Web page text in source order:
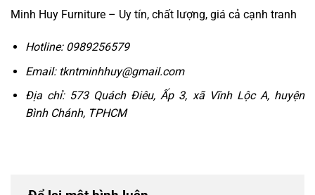
Minh Huy Furniture – Uy tín, chất lượng, giá cả cạnh tranh
Hotline: 0989256579
Email: tkntminhhuy@gmail.com
Địa chỉ: 573 Quách Điêu, Ấp 3, xã Vĩnh Lộc A, huyện
Bình Chánh, TPHCM